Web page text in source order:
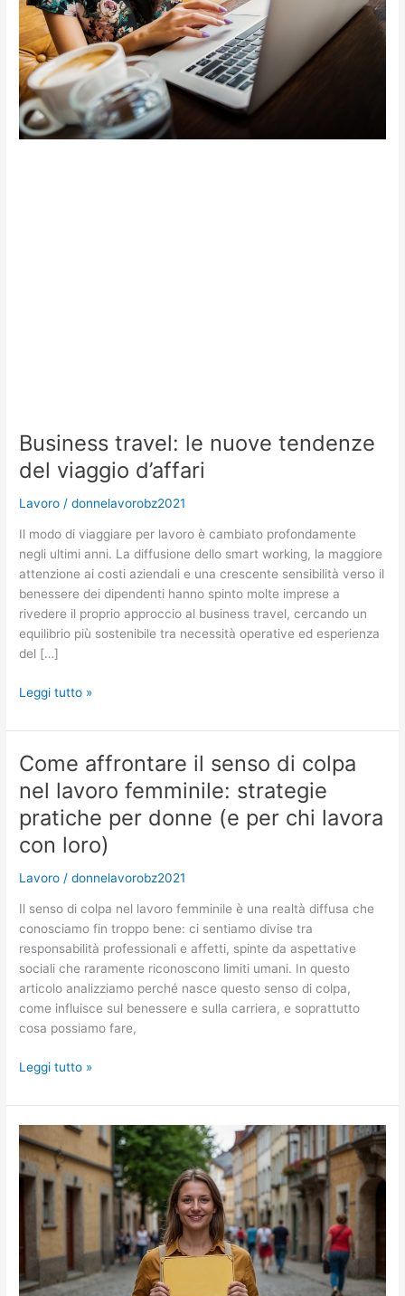
Business travel: le nuove tendenze
del viaggio d’affari
Lavoro /donnelavorobz2021
Il modo di viaggiare per lavoro è cambiato profondamente
negli ultimi anni. La diffusione dello smart working, la maggiore
attenzione ai costi aziendali e una crescente sensibilità verso il
benessere dei dipendenti hanno spinto molte imprese a
rivedere il proprio approccio al business travel, cercando un
equilibrio più sostenibile tra necessità operative ed esperienza
del […]
Business
le
tendenze
del
viaggio
d’affari
Leggi tutto »
Come affrontare il senso di colpa
nel lavoro femminile: strategie
pratiche per donne (e per chi lavora
con loro)
Lavoro /donnelavorobz2021
Il senso di colpa nel lavoro femminile è una realtà diffusa che
conosciamo fin troppo bene: ci sentiamo divise tra
responsabilità professionali e affetti, spinte da aspettative
sociali che raramente riconoscono limiti umani. In questo
articolo analizziamo perché nasce questo senso di colpa,
come influisce sul benessere e sulla carriera, e soprattutto
cosa possiamo fare,
Come
il
senso
di
colpa
nel
lavoro
femminile:
strategie
pratiche
per
Leggi tutto »